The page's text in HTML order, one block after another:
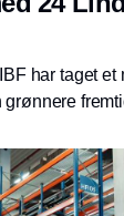
har taget et
I foråret 2025
12 Linde
yderligere